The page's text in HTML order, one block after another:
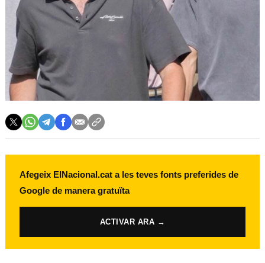
Afegeix ElNacional.cat a les teves fonts preferides de
Google de manera gratuïta
ACTIVAR ARA →